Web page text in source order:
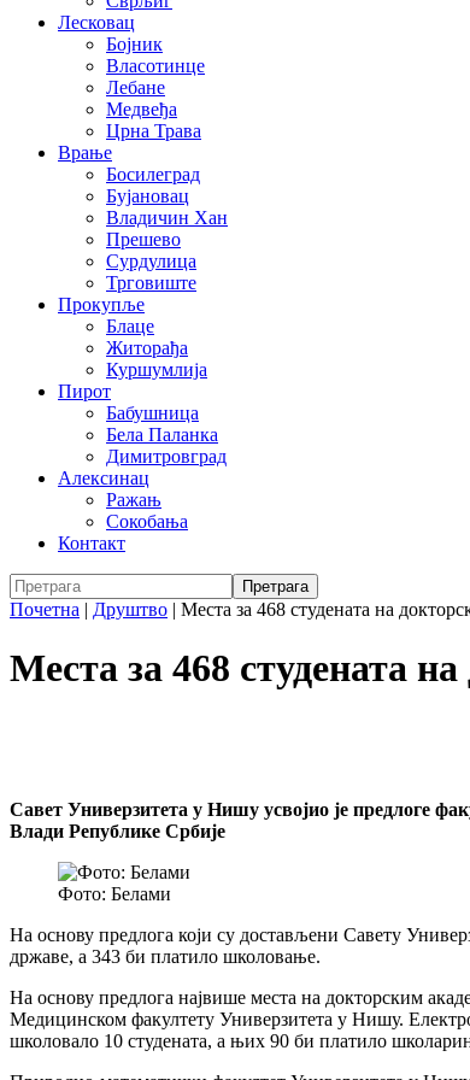
Лесковац
Бојник
Власотинце
Лебане
Медвеђа
Црна Трава
Врање
Босилеград
Бујановац
Владичин Хан
Прешево
Сурдулица
Трговиште
Прокупље
Блаце
Житорађа
Куршумлија
Пирот
Бабушница
Бела Паланка
Димитровград
Алексинац
Ражањ
Сокобања
Контакт
Почетна | Друштво | Места за 468 студената на
Места за 468 студената
Савет Универзитета у Нишу усвојио је предлоге
Влади Републике Србије
Фото: Белами
На основу предлога који су достављени Савету
државе, а 343 би платило школовање.
На основу предлога највише места на докторским
Медицинском факултету Универзитета у Нишу.
школовало 10 студената, а њих 90 би платило